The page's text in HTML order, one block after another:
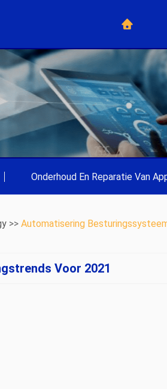
Onderhoud En Reparatie Van
>> Automatisering
Voor 2021